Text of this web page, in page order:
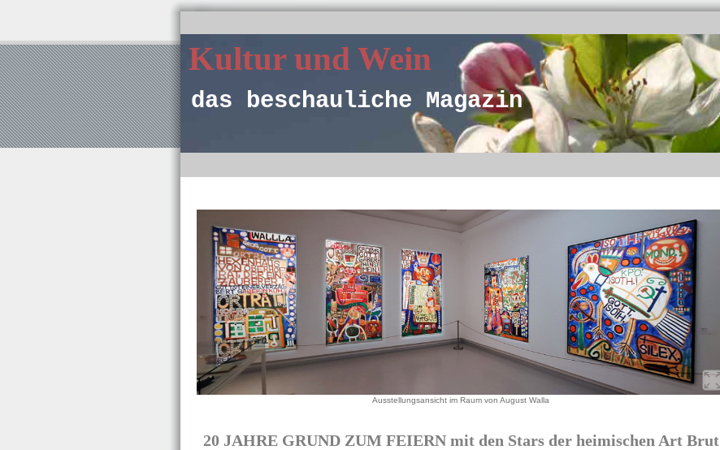
Kultur und Wein
das beschauliche Magazin
Ausstellungsansicht im Raum von August Walla
20 JAHRE GRUND ZUM FEIERN mit den Stars der heimischen Art Brut